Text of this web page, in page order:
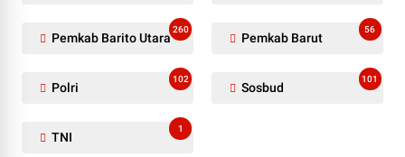
Pemkab Barito Utara
260
Pemkab Barut
56
Polri
102
Sosbud
101
TNI
1